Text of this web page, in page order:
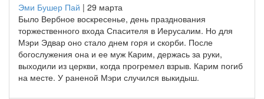
Эми Бушер Пай | 29 марта
Было Вербное воскресенье, день празднования
торжественного входа Спасителя в Иерусалим. Но для
Мэри Эдвар оно стало днем горя и скорби. После
богослужения она и ее муж Карим, держась за руки,
выходили из церкви, когда прогремел взрыв. Карим погиб
на месте. У раненой Мэри случился выкидыш.